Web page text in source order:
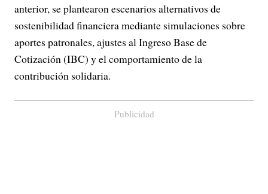
anterior, se plantearon escenarios alternativos de
sostenibilidad financiera mediante simulaciones sobre
aportes patronales, ajustes al Ingreso Base de
Cotización (IBC) y el comportamiento de la
contribución solidaria.
Publicidad